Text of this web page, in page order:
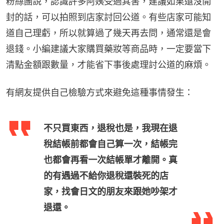
封的話，可以拍照到店家討回公道。有些店家可能知
道自己理虧，所以就算過了幾天再去問，通常還是會
退錢。小編建議大家購買藥妝等商品時，一定要當下
清點金額跟數量，才能省下事後處理討公道的麻煩。
有網友提供自己檢驗方式來避免這種事情發生：
不只買東西，退稅也是，我現在退
稅結帳前都會自己算一次，結帳完
也都會再看一次結帳單才離開。真
的有遇過不給你退稅還裝死的店
家，找會日文的朋友來跟她吵架才
退還。